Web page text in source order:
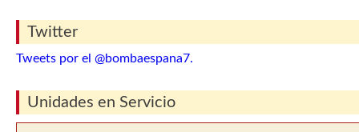
Twitter
Tweets por el @bombaespana7.
Unidades en Servicio